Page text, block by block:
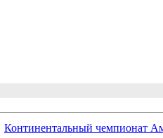
Континентальный чемпионат